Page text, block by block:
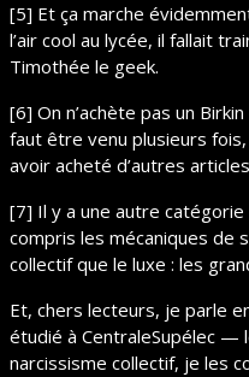
[5] Et ça marche
l’air cool au lycée, il fallait
Timothée le geek.
[6] On n’achète pas un
faut être venu plusieurs
avoir acheté d’autres
[7] Il y a une autre catégorie
compris les mécaniques de
collectif que le luxe : les
Et, chers lecteurs, je parle
étudié à CentraleSupélec —
narcissisme collectif, je les